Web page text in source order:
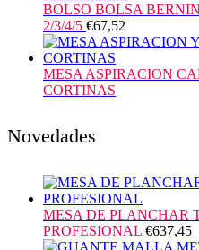
BOLSO BOLSA
2/3/4/5 €67,52
MESA ASPIRACION
CORTINAS
Novedades
MESA DE PLANCHAR
PROFESIONAL €637,45